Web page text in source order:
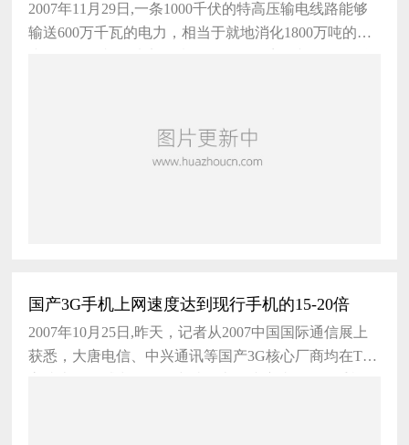
2007年11月29日,一条1000千伏的特高压输电线路能够
输送600万千瓦的电力，相当于就地消化1800万吨的煤
国产3G手机上网速度达到现行手机的15-20倍
2007年10月25日,昨天，记者从2007中国国际通信展上
获悉，大唐电信、中兴通讯等国产3G核心厂商均在TD